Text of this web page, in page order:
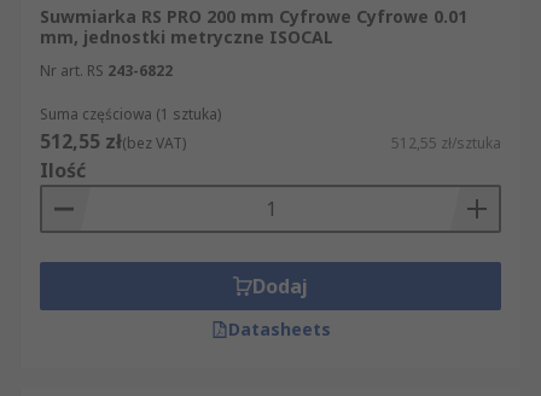
Suwmiarka RS PRO 200 mm Cyfrowe Cyfrowe 0.01
mm, jednostki metryczne ISOCAL
Nr art. RS 243-6822
Suma częściowa (1 sztuka)
512,55 zł(bez VAT) 512,55 zł/sztuka
Ilość
Dodaj
Datasheets